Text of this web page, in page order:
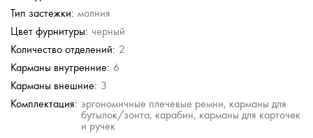
Тип застежки: молния
Цвет фурнитуры: черный
Количество отделений: 2
Карманы внутренние: 6
Карманы внешние: 3
Комплектация: эргономичные плечевые ремни, карманы для
бутылок/зонта, карабин, карманы для карточек
и ручек